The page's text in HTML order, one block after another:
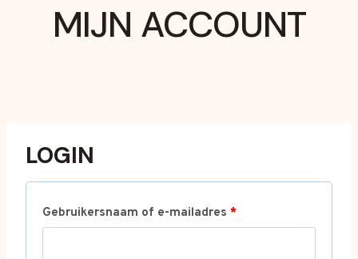
MIJN ACCOUNT
LOGIN
Gebruikersnaam of e-mailadres *V